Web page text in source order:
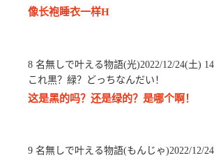
像长袍睡衣一样H
8 名無しで叶える物語(光)2022/12/24(土)
これ黒？緑？どっちなんだい！
这是黑的吗？还是绿的？是哪个啊！
9 名無しで叶える物語(もんじゃ)2022/12/